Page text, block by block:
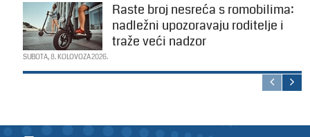
Raste broj nesreća s romobilima:
nadležni upozoravaju roditelje i
traže veći nadzor
SUBOTA, 8. KOLOVOZA 2026.